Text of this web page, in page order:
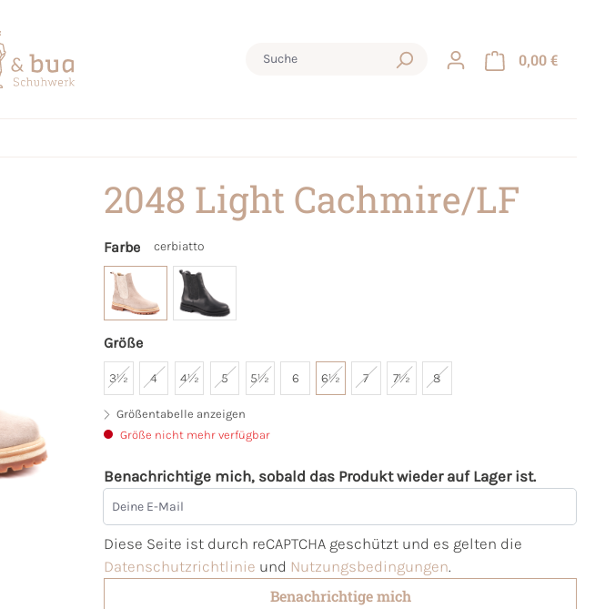
0,00 €
2048 Light Cachmire/LF
Farbe cerbiatto
Größe
3½ 4 4½ 5 5½ 6 6½ 7 7½ 8
Größentabelle anzeigen
Größe nicht mehr verfügbar
Benachrichtige mich, sobald das Produkt wieder auf Lager ist.
Deine E-Mail
Diese Seite ist durch reCAPTCHA geschützt und es gelten die
Datenschutzrichtlinie und Nutzungsbedingungen.
Benachrichtige mich